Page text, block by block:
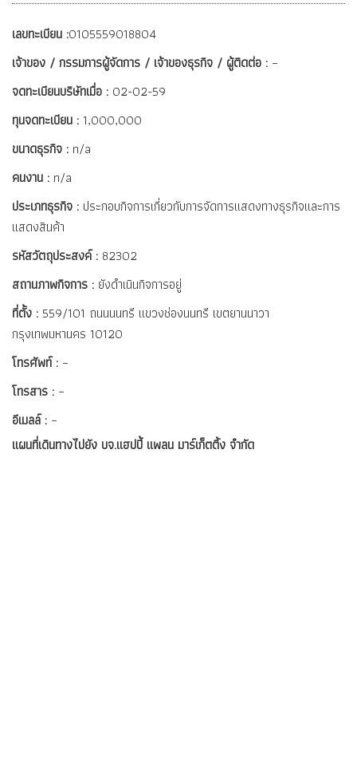
เลขทะเบียน :0105559018804
เจ้าของ / กรรมการผู้จัดการ / เจ้าของธุรกิจ / ผู้ติดต่อ : –
จดทะเบียนบริษัทเมื่อ : 02-02-59
ทุนจดทะเบียน : 1,000,000
ขนาดธุรกิจ : n/a
คนงาน : n/a
ประเภทธุรกิจ : ประกอบกิจการเกี่ยวกับการจัดการแสดงทางธุรกิจและการ
แสดงสินค้า
รหัสวัตถุประสงค์ : 82302
สถานภาพกิจการ : ยังดำเนินกิจการอยู่
ที่ตั้ง : 559/101 ถนนนนทรี แขวงช่องนนทรี เขตยานนาวา
กรุงเทพมหานคร 10120
โทรศัพท์ : –
โทรสาร : –
อีเมลล์ : –
แผนที่เดินทางไปยัง บจ.แฮปปี้ แพลน มาร์เก็ตติ้ง จำกัด